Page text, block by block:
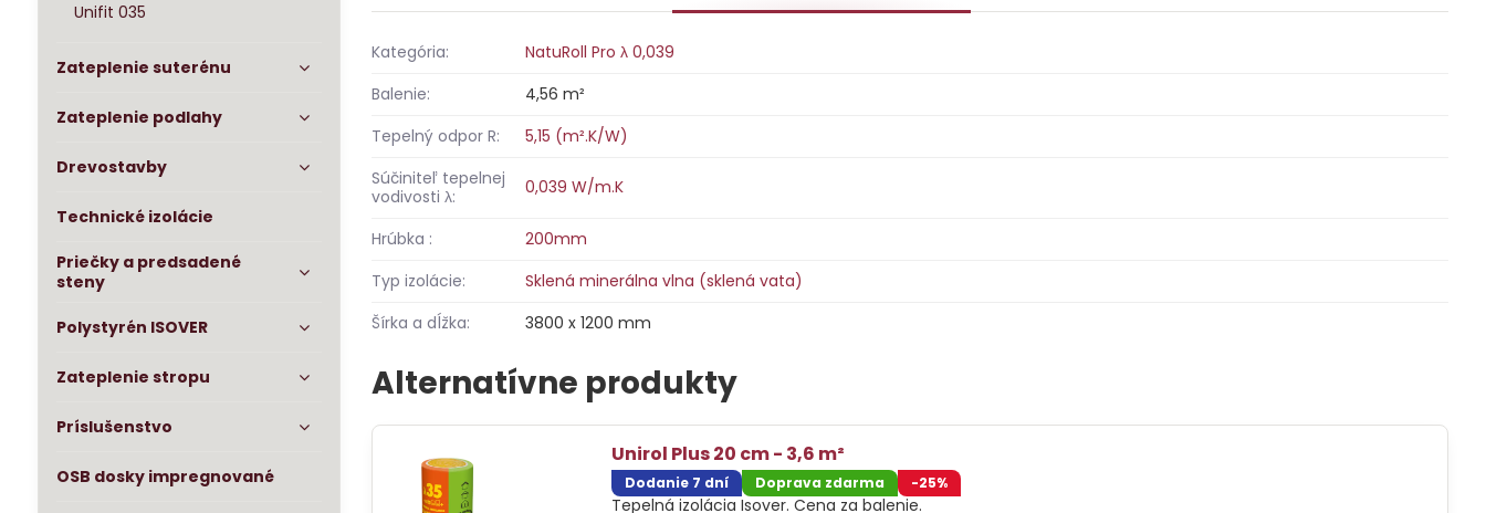
Kategória:
NatuRoll Pro λ 0,039
Balenie:
4,56 m²
Tepelný odpor R:
5,15 (m².K/W)
Súčiniteľ tepelnej
vodivosti λ:
0,039 W/m.K
Hrúbka :
200mm
Typ izolácie:
Sklená minerálna vlna (sklená vata)
Šírka a dĺžka:
3800 x 1200 mm
Alternatívne produkty
Unirol Plus 20 cm - 3,6 m²
Dodanie 7 dní Doprava zdarma -25%
Tepelná izolácia Isover. Cena za balenie.
Unifit 035
Zateplenie suterénu
Zateplenie podlahy
Drevostavby
Technické izolácie
Priečky a predsadené
steny
Polystyrén ISOVER
Zateplenie stropu
Príslušenstvo
OSB dosky impregnované